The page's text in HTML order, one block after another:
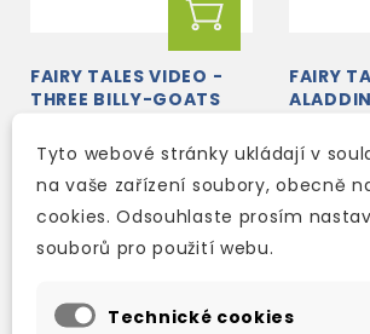
FAIRY TALES VIDEO -
THREE BILLY-GOATS
2-3 týdny
283 Kč -15% 241 Kč
FAIRY
2-3
897 Kč -
Zobrazení 13-14 z 14 položek
Tyto webové stránky ukládají v
na vaše zařízení soubory, obecně
cookies. Odsouhlaste prosím
souborů pro použití webu.
Technické cookies